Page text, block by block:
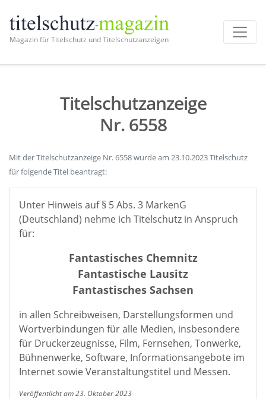
Magazin für Titelschutz und Titelschutzanzeigen
Titelschutzanzeige
Nr. 6558
Mit der Titelschutzanzeige Nr. 6558 wurde am 23.10.2023 Titelschutz
für folgende Titel beantragt:
Unter Hinweis auf § 5 Abs. 3 MarkenG
(Deutschland) nehme ich Titelschutz in Anspruch
für:
Fantastisches Chemnitz
Fantastische Lausitz
Fantastisches Sachsen
in allen Schreibweisen, Darstellungsformen und
Wortverbindungen für alle Medien, insbesondere
für Druckerzeugnisse, Film, Fernsehen, Tonwerke,
Bühnenwerke, Software, Informationsangebote im
Internet sowie Veranstaltungstitel und Messen.
Veröffentlicht am 23. Oktober 2023